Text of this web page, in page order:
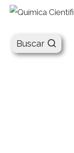
Buscar